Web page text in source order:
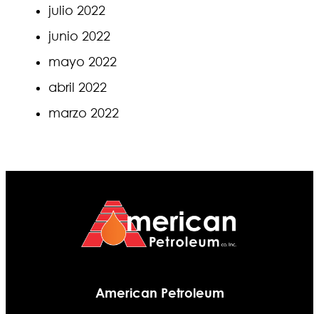
julio 2022
junio 2022
mayo 2022
abril 2022
marzo 2022
American Petroleum